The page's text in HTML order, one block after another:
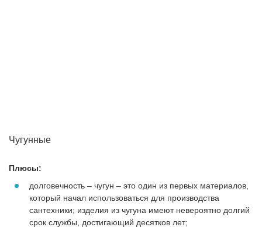
Чугунные
Плюсы:
долговечность – чугун – это один из первых материалов,
который начал использоваться для производства
сантехники; изделия из чугуна имеют невероятно долгий
срок службы, достигающий десятков лет;